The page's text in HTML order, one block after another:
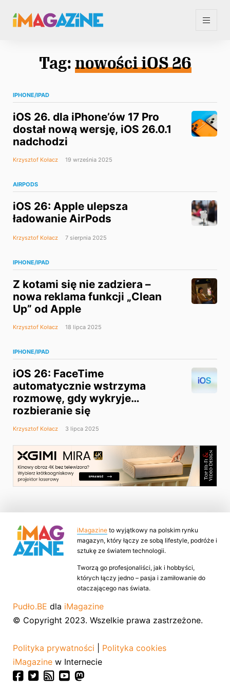
Tag: nowości iOS 26
IPHONE/IPAD
iOS 26. dla iPhone’ów 17 Pro
dostał nową wersję, iOS 26.0.1
nadchodzi
Krzysztof Kołacz 19 września 2025
AIRPODS
iOS 26: Apple ulepsza
ładowanie AirPods
Krzysztof Kołacz 7 sierpnia 2025
IPHONE/IPAD
Z kotami się nie zadziera –
nowa reklama funkcji „Clean
Up” od Apple
Krzysztof Kołacz 18 lipca 2025
IPHONE/IPAD
iOS 26: FaceTime
automatycznie wstrzyma
rozmowę, gdy wykryje…
rozbieranie się
Krzysztof Kołacz 3 lipca 2025
iMagazine to wyjątkowy na polskim rynku
magazyn, który łączy ze sobą lifestyle, podróże i
sztukę ze światem technologii.
Tworzą go profesjonaliści, jak i hobbyści,
których łączy jedno – pasja i zamiłowanie do
otaczającego nas świata.
Pudło.BE dla iMagazine
© Copyright 2023. Wszelkie prawa zastrzeżone.
Polityka prywatności
Polityka cookies
iMagazine w Internecie